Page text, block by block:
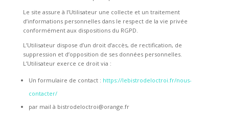
Le site assure à l’Utilisateur une collecte et un traitement
d’informations personnelles dans le respect de la vie privée
conformément aux dispositions du RGPD.
L’Utilisateur dispose d’un droit d’accès, de rectification, de
suppression et d’opposition de ses données personnelles.
L’Utilisateur exerce ce droit via :
Un formulaire de contact : https://lebistrodeloctroi.fr/nous-
contacter/
par mail à bistrodeloctroi@orange.fr